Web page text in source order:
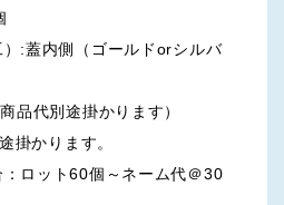
:蓋内側（ゴールドorシルバ
品代別途掛かります）
掛かります。
ロット60個～ネーム代＠30